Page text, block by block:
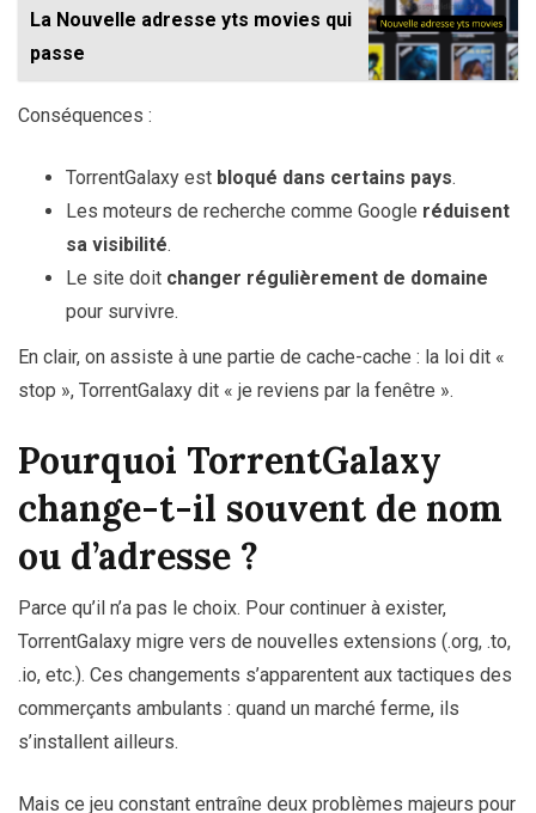
La Nouvelle adresse yts movies qui
passe
Conséquences :
TorrentGalaxy est bloqué dans certains pays.
Les moteurs de recherche comme Google réduisent
sa visibilité.
Le site doit changer régulièrement de domaine
pour survivre.
En clair, on assiste à une partie de cache-cache : la loi dit «
stop », TorrentGalaxy dit « je reviens par la fenêtre ».
Pourquoi TorrentGalaxy
change-t-il souvent de nom
ou d’adresse ?
Parce qu’il n’a pas le choix. Pour continuer à exister,
TorrentGalaxy migre vers de nouvelles extensions (.org, .to,
.io, etc.). Ces changements s’apparentent aux tactiques des
commerçants ambulants : quand un marché ferme, ils
s’installent ailleurs.
Mais ce jeu constant entraîne deux problèmes majeurs pour